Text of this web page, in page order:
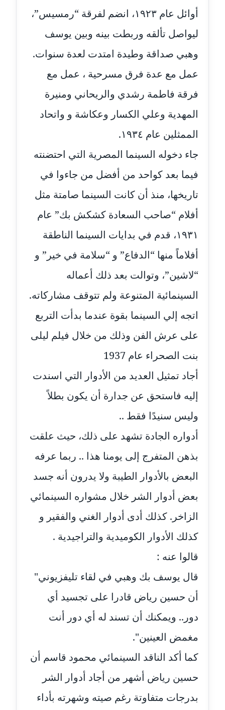
مدونة ايمان النادي
عاملة
عاملة
مدونة ايمان عبد الحليم
عاملة
مدونة ايمان عماد
عاملة
مدونة ايمان قادري
عاملة
مدونة ايمن موسي
مدونة إيناس عراقي
عاملة
عاملة
مدونة آية الدرديري
عاملة
مدونة آيه الغمري
عاملة
مدونة آية عبد العزيز
عاملة
مدونة ايهاب همام
مدونة بيان هدية
عاملة
مدونة تامر زيدان
عاملة
عاملة
مدونة ثائر دالي
عاملة
مدونة جاد كريم
عاملة
مدونة جلال الخطيب
عاملة
مدونة جهاد عبد الحميد
أوائل عام ١٩٢٣، انضم لفرقة “رمسيس”،
ليواصل تألقه وربطت بينه وبين يوسف
وهبي صداقة وطيدة امتدت لعدة سنوات.
عمل مع عدة فرق مسرحية ، عمل مع
فرقة فاطمة رشدي والريحاني ومنيرة
المهدية وعلي الكسار وعكاشة و واتحاد
الممثلين عام ١٩٣٤.
جاء دخوله السينما المصرية التي احتضنته
فيما بعد كواحد من أفضل من جاءوا في
تاريخها، منذ أن كانت السينما صامتة مثل
أفلام “صاحب السعادة كشكش بك” عام
١٩٣١، قدم في بدايات السينما الناطقة
أفلاماً منها “الدفاع” و “سلامة في خير” و
“لاشين”، وتوالت بعد ذلك أعماله
السينمائية المتنوعة ولم تتوقف مشاركاته.
اتجه إلي السينما بقوة عندما بدأت التربع
على عرش الفن وذلك من خلال فيلم ليلى
بنت الصحراء عام 1937
أجاد تمثيل العديد من الأدوار التي اسندت
إليه فاستحق عن جدارة أن يكون بطلاً
وليس سنيدًا فقط ..
أدواره الجادة تشهد على ذلك، حيث علقت
بذهن المتفرج إلى يومنا هذا .. ربما عرفه
البعض بالأدوار الطيبة ولا يدرون أنه جسد
بعض أدوار الشر خلال مشواره السينمائي
الزاخر. كذلك أدى أدوار الغني والفقير و
كذلك الأدوار الكوميدية والتراجيدية .
قالوا عنه :
قال يوسف بك وهبي في لقاء تليفزيوني"
أن حسين رياض قادرا على تجسيد أي
دور.. ويمكنك أن تسند له أي دور أنت
مغمض العينين".
كما أكد الناقد السينمائي محمود قاسم أن
حسين رياض أشهر من أجاد أدوار الشر
بدرجات متفاوتة رغم صيته وشهرته بأداء